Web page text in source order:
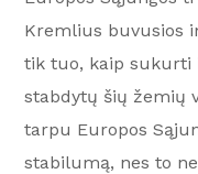
Kremlius buvusios
tik tuo, kaip sukurti
stabdytų šių žemių
tarpu Europos
stabilumą, nes to